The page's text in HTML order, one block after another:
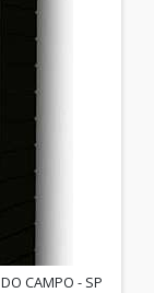
CAMPO - SP